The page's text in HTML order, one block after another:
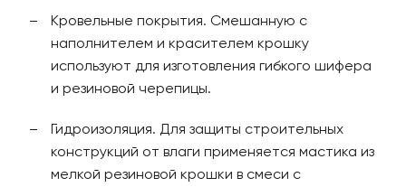
Кровельные покрытия. Смешанную с
наполнителем и красителем крошку
используют для изготовления гибкого шифера
и резиновой черепицы.
Гидроизоляция. Для защиты строительных
конструкций от влаги применяется мастика из
мелкой резиновой крошки в смеси с